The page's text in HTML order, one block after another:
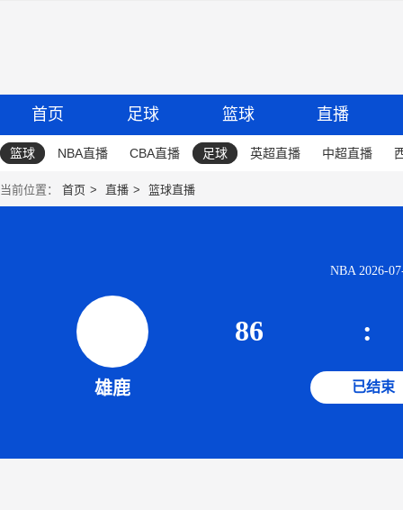
首页 足球 篮球 直播
篮球 NBA直播 CBA直播 足球 英超直播 中超直播
当前位置： 首页 直播 篮球直播
NBA 2026-
雄鹿
86 :
已结束